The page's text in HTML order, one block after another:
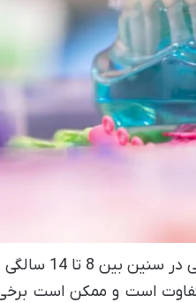
است و ممکن است برخی